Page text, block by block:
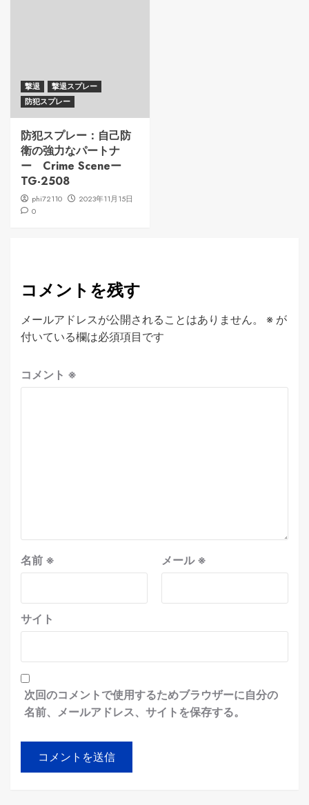
撃退
撃退スプレー
防犯スプレー
防犯スプレー：自己防
衛の強力なパートナ
ー Crime Sceneー
TG-2508
phi72110
2023年11月15日
0
コメントを残す
メールアドレスが公開されることはありません。 ※ が
付いている欄は必須項目です
コメント ※
名前 ※ メール※
サイト
次回のコメントで使用するためブラウザーに自分の
名前、メールアドレス、サイトを保存する。